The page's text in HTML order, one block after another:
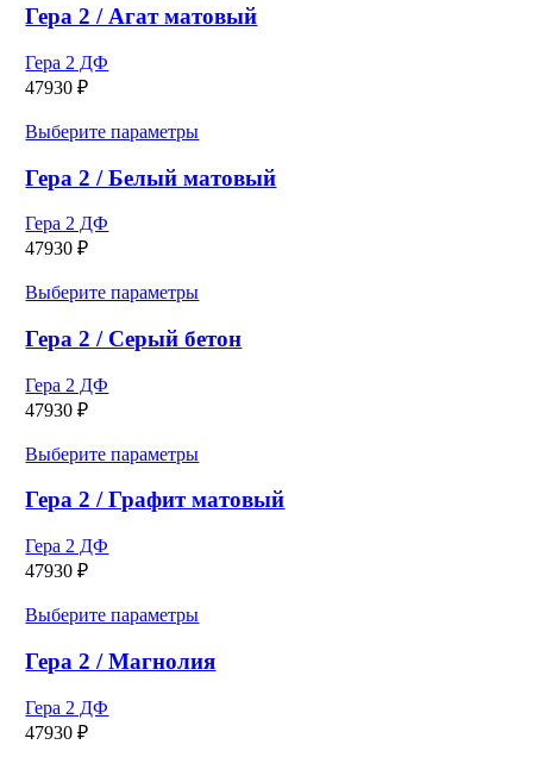
товара.
имеет
несколько
на
товара.
Гера 2 / Агат матовый
Гера 2 ДФ
47930₽
Выберите параметрыЭтот
имеет
несколько
на
товара.
Гера 2 / Белый матовый
Гера 2 ДФ
47930₽
Выберите параметрыЭтот
имеет
несколько
на
товара.
Гера 2 / Серый бетон
Гера 2 ДФ
47930₽
Выберите параметрыЭтот
имеет
на
товара.
Гера 2 / Графит матовый
Гера 2 ДФ
47930₽
Выберите параметрыЭтот
имеет
несколько
Гера 2 / Магнолия
Гера 2 ДФ
47930₽